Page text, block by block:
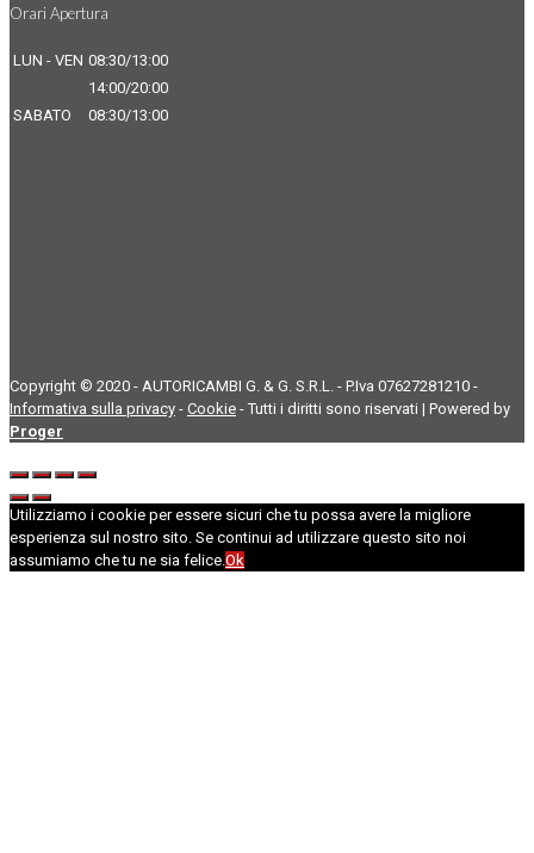
Orari Apertura
LUN - VEN 08:30/13:00
14:00/20:00
SABATO
08:30/13:00
Copyright © 2020 - AUTORICAMBI G. & G. S.R.L. - P.Iva 07627281210 -
Informativa sulla privacy - Cookie - Tutti i diritti sono riservati | Powered by
Proger
Utilizziamo i cookie per essere sicuri che tu possa avere la migliore
esperienza sul nostro sito. Se continui ad utilizzare questo sito noi
assumiamo che tu ne sia felice.Ok